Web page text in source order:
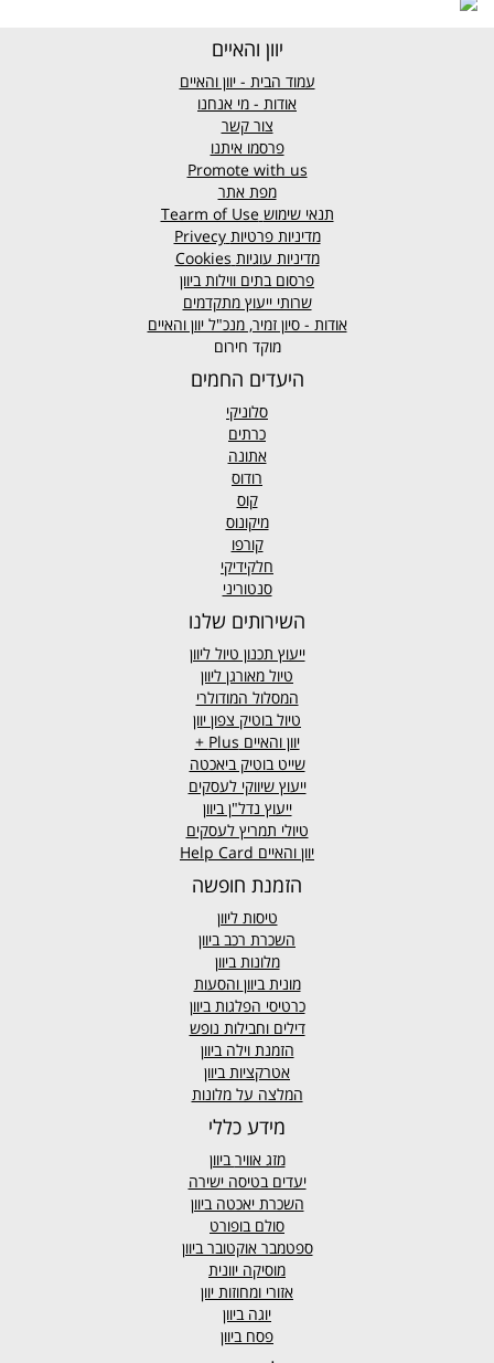
יוון והאיים
עמוד הבית - יוון והאיים
אודות - מי אנחנו
צור קשר
פרסמו איתנו
Promote with us
מפת אתר
תנאי שימוש
מדיניות פרטיות Privecy
מדיניות עוגיות Cookies
פרסום בתים ווילות ביוון
שרותי ייעוץ מתקדמים
אודות - סיון זמיר, מנכ"ל יוון והאיים
מוקד חירום
היעדים החמים
סלוניקי
כרתים
אתונה
רודוס
קוס
מיקונוס
קורפו
חלקידיקי
סנטוריני
השירותים שלנו
ייעוץ תכנון טיול ליוון
טיול מאורגן ליוון
המסלול המודולרי
טיול בוטיק צפון יוון
יוון והאיים Plus +
שייט בוטיק ביאכטה
ייעוץ שיווקי לעסקים
ייעוץ נדל"ן ביוון
טיולי תמריץ לעסקים
יוון והאיים Help Card
הזמנת חופשה
טיסות ליוון
השכרת רכב ביוון
מלונות ביוון
מונית ביוון והסעות
כרטיסי הפלגות ביוון
דילים וחבילות נופש
הזמנת וילה ביוון
אטרקציות ביוון
המלצה על מלונות
מידע כללי
מזג אווירביוון
יעדים בטיסה ישירה
השכרת יאכטה ביוון
סולם בופורט
ספטמבר אוקטובר ביוון
מוסיקה יוונית
אזורי ומחוזות יוון
יוגה ביוון
פסח ביוון